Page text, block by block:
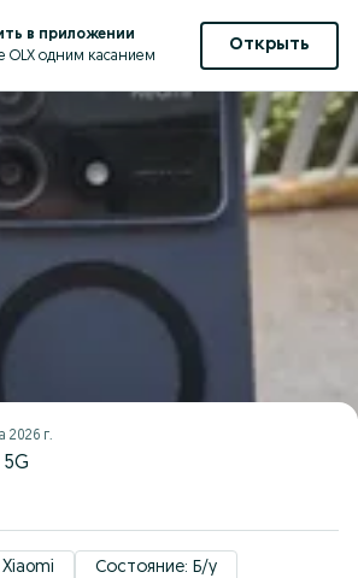
в приложении
OLX одним касанием
Открыть
2026 г.
5G
Состояние: Б/у